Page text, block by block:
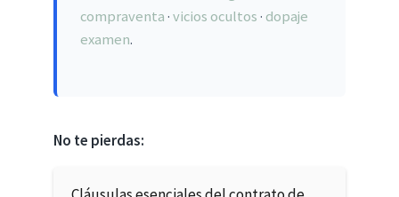
compraventa·vicios ocultos· dopaje
examen.
No te pierdas: